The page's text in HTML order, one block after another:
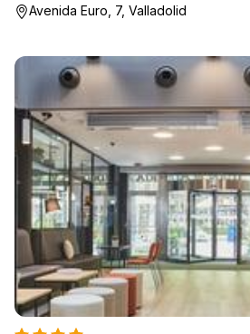
Avenida Euro, 7, Valladolid